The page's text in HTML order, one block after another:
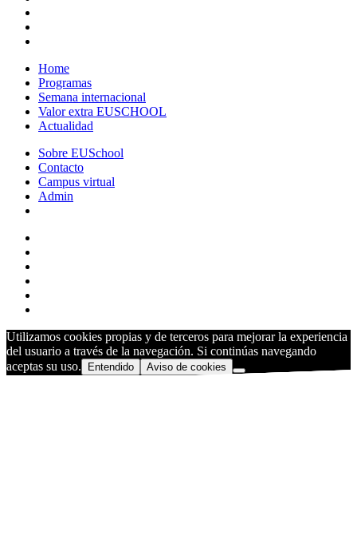
Close
Menu
Home
Programas
Semana internacional
Valor extra EUSCHOOL
Actualidad
Sobre EUSchool
Contacto
Campus virtual
Admin
Utilizamos cookies propias y de terceros para mejorar la experiencia
del usuario a través de la navegación. Si continúas navegando
aceptas su uso.
Entendido Aviso de cookies